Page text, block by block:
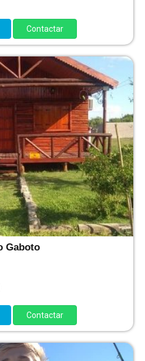
Contactar
Gaboto
Contactar